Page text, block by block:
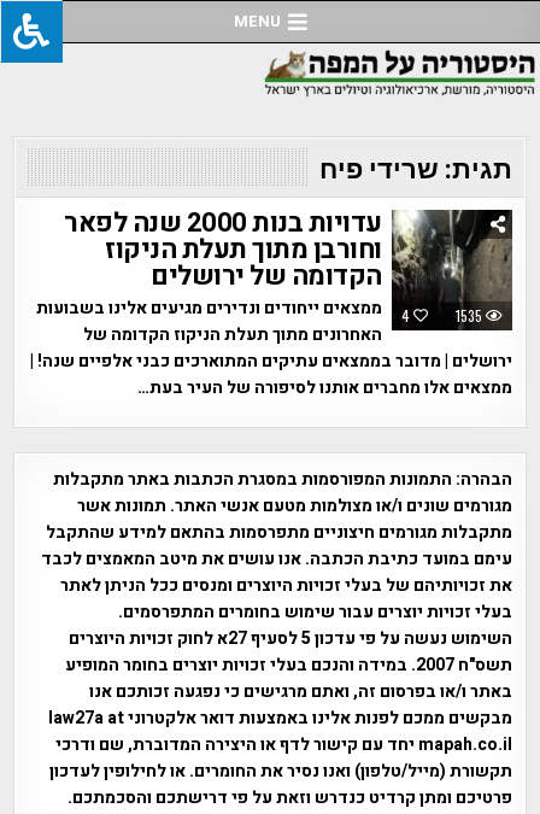
to
content
MENU
תגית: שרידי פיח
4 1535
עדויות בנות 2000 שנה לפאר
וחורבן מתוך תעלת הניקוז
הקדומה של ירושלים
ממצאים ייחודים ונדירים מגיעים אלינו בשבועות
האחרונים מתוך תעלת הניקוז הקדומה של
ירושלים | מדובר בממצאים עתיקים המתוארכים כבני אלפיים שנה! |
ממצאים אלו מחברים אותנו לסיפורה של העיר בעת…
הבהרה: התמונות המפורסמות במסגרת הכתבות באתר מתקבלות
מגורמים שונים ו/או מצולמות מטעם אנשי האתר. תמונות אשר
מתקבלות מגורמים חיצוניים מתפרסמות בהתאם למידע שהתקבל
עימם במועד כתיבת הכתבה. אנו עושים את מיטב המאמצים לכבד
את זכויותיהם של בעלי זכויות היוצרים ומנסים ככל הניתן לאתר
בעלי זכויות יוצרים עבור שימוש בחומרים המתפרסמים.
השימוש נעשה על פי עדכון 5 לסעיף 27א לחוק זכויות היוצרים
תשס"ח 2007. במידה והנכם בעלי זכויות יוצרים בחומר המופיע
באתר ו/או בפרסום זה, ואתם מרגישים כי נפגעה זכותכם אנו
מבקשים ממכם לפנות אלינו באמצעות דואר אלקטרוני law27a at
mapah.co.il יחד עם קישור לדף או היצירה המדוברת, שם ודרכי
תקשורת (מייל/טלפון) ואנו נסיר את החומרים. או לחילופין לעדכון
פרטיכם ומתן קרדיט כנדרש וזאת על פי דרישתכם והסכמתכם.